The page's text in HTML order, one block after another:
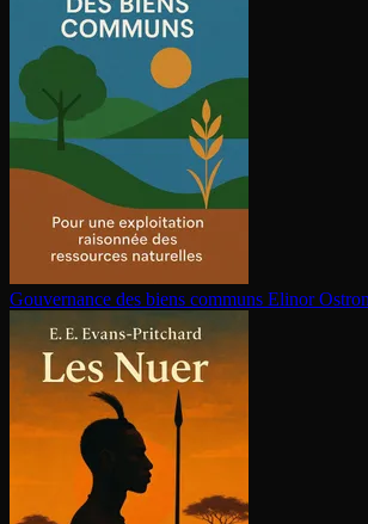
Gouvernance des biens communs Elinor